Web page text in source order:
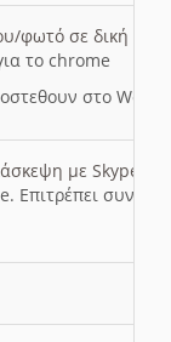
φωτό σε δική
το chrome
στο Word
με Skype
Επιτρέπει